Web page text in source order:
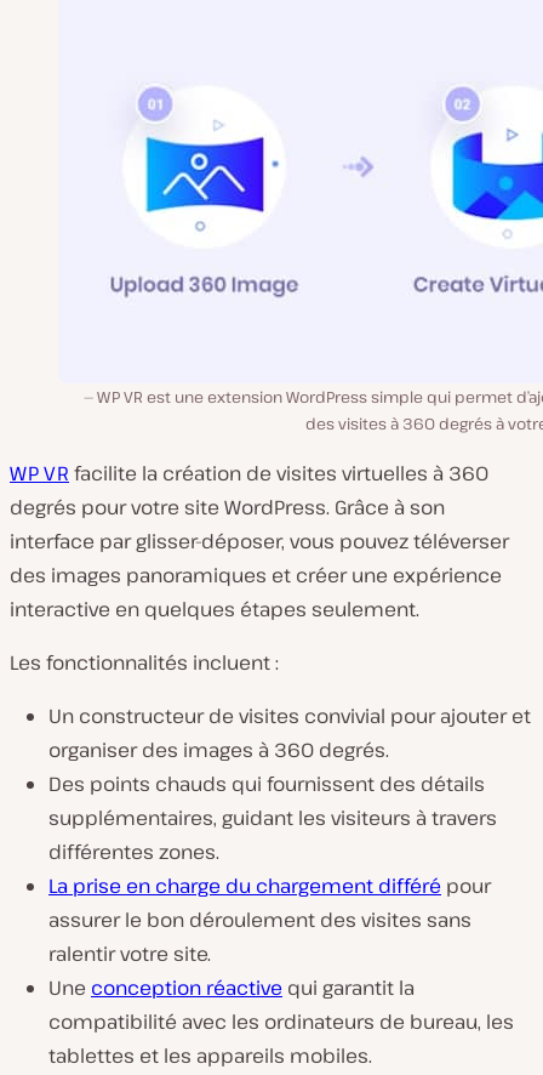
WP VR est une extension WordPress simple qui permet
des visites à 360 degrés à
WP VR facilite la création de visites virtuelles à 360
degrés pour votre site WordPress. Grâce à son
interface par glisser-déposer, vous pouvez téléverser
des images panoramiques et créer une expérience
interactive en quelques étapes seulement.
Les fonctionnalités incluent :
Un constructeur de visites convivial pour ajouter et
organiser des images à 360 degrés.
Des points chauds qui fournissent des détails
supplémentaires, guidant les visiteurs à travers
différentes zones.
La prise en charge du chargement différé pour
assurer le bon déroulement des visites sans
ralentir votre site.
Une conception réactive qui garantit la
compatibilité avec les ordinateurs de bureau, les
tablettes et les appareils mobiles.